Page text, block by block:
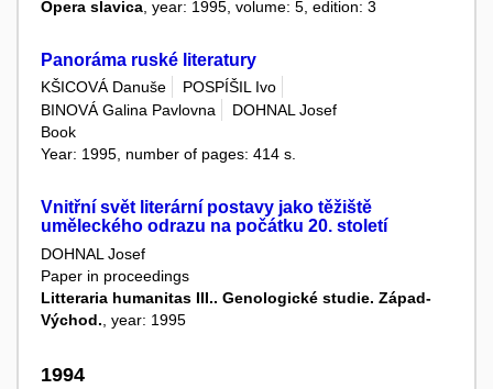
Opera slavica , year: 1995, volume: 5, edition: 3
Panoráma ruské literatury
KŠICOVÁ Danuše
POSPÍŠIL Ivo
BINOVÁ Galina Pavlovna
DOHNAL Josef
Book
Year: 1995, number of pages: 414 s.
Vnitřní svět literární postavy jako těžiště
uměleckého odrazu na počátku 20. století
DOHNAL Josef
Paper in proceedings
Litteraria humanitas III.. Genologické studie. Západ-
Východ. , year: 1995
1994